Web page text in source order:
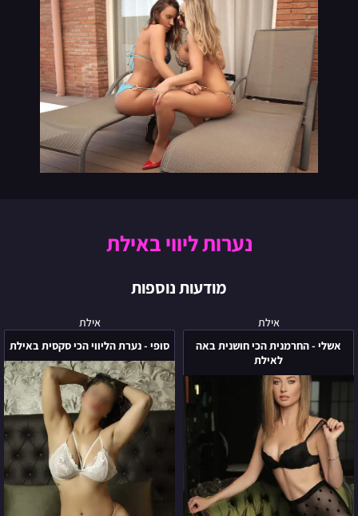
נערות ליווי באילת
מודעות נוספות
אילת
אשלי - החרמנית הכי חושנית באה
לאילת
אשלי
-
החרמנית
הכי
חושנית
לאילת
אילת
סופי - נערת הליווי הכי סקסית באילת
סופי
-
נערת
הליווי
הכי
סקסית
באילת